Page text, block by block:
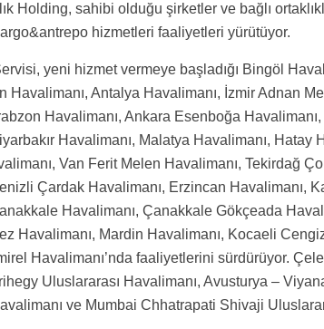
Holding, sahibi olduğu şirketler ve bağlı
hizmetleri faaliyetleri yürütüyor.
yeni hizmet vermeye başladığı Bingöl
Havalimanı, Antalya Havalimanı, İzmir Adnan
Havalimanı, Ankara Esenboğa
Havalimanı, Malatya Havalimanı, Hatay
Van Ferit Melen Havalimanı, Tekirdağ
Çardak Havalimanı, Erzincan Havalimanı,
Havalimanı, Çanakkale Gökçeada
Havalimanı, Mardin Havalimanı, Kocaeli
Havalimanı’nda faaliyetlerini sürdürüyor.
Uluslararası Havalimanı, Avusturya –
ve Mumbai Chhatrapati Shivaji